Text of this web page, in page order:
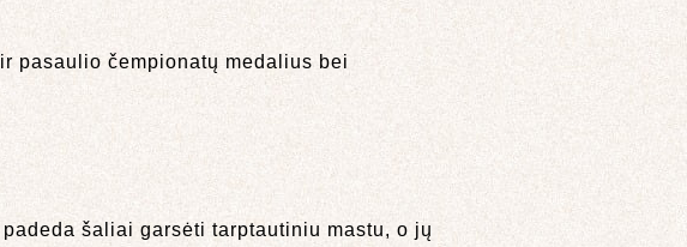
pasaulio čempionatų medalius bei
šaliai garsėti tarptautiniu mastu, o jų